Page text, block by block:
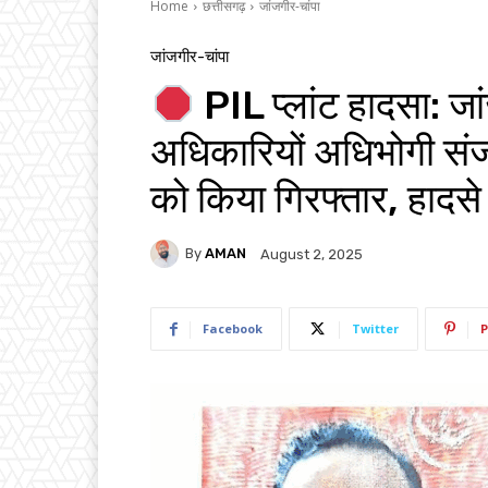
Home छत्तीसगढ़ जांजगीर-चांपा
जांजगीर-चांपा
PIL प्लांट हादसा:
अधिकारियों
को किया गिरफ्तार,
By AMAN August 2, 2025
Facebook Twitter